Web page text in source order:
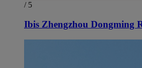
/ 5
Ibis Zhengzhou Dongming